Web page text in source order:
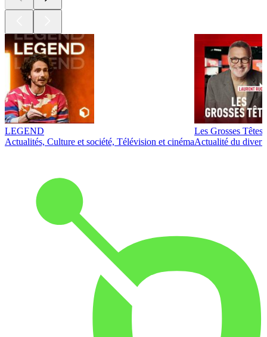
LEGEND
Actualités, Culture et société, Télévision et cinéma
Les Grosses Têtes
Actualité du